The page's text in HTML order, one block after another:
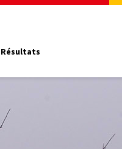
Résultats